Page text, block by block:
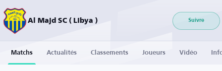
Al Majd SC ( Libya ) Suivre
Matchs Actualités Classements Joueurs Vidéo